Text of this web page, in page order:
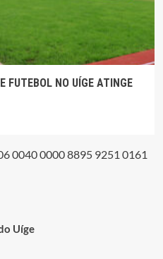
FUTEBOL NO UÍGE ATINGE
0040 0000 8895 9251 0161
Uíge